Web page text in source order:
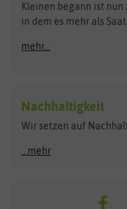
Anzucht &
Anzuchtschalen
Heizmatte & Heizkabel
Kokos-Quelltabletten
Zimmergewächshaus
Bûten Birds
Carl Pabst
Florissa
Flortis
Franchi Sementi
Kleinen begann ist
in dem es mehr als
mehr...
Nachhaltigkeit
Wir setzen auf
...mehr